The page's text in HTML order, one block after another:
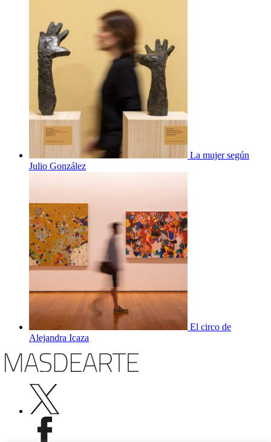
La mujer según
Julio González
El circo de
Alejandra Icaza